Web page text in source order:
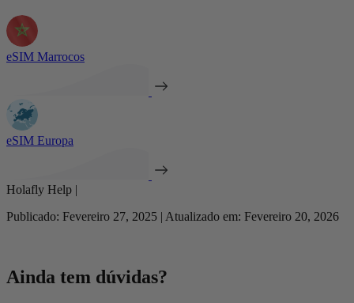
eSIM Marrocos
eSIM Europa
Holafly Help |
Publicado: Fevereiro 27, 2025 | Atualizado em: Fevereiro 20, 2026
Ainda tem dúvidas?